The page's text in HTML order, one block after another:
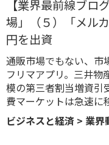
【業界最前線ブロ
場」（５）「メル
円を出資
通販市場でもない、市
フリマアプリ。三井物
模の第三者割当増資引
費マーケットは急速に
ビジネスと経済 > 業界